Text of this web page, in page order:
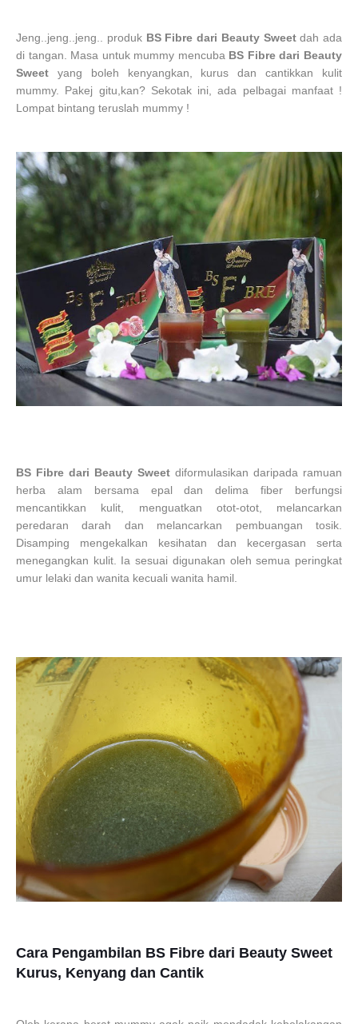
Jeng..jeng..jeng.. produk BS Fibre dari Beauty Sweetdah ada
di tangan. Masa untuk mummy mencuba BS Fibre dari Beauty
Sweet yang boleh kenyangkan, kurus dan cantikkan kulit
mummy. Pakej gitu,kan? Sekotak ini, ada pelbagai manfaat !
Lompat bintang teruslah mummy !
BS Fibre dari Beauty Sweet diformulasikan daripada ramuan
herba alam bersama epal dan delima fiber berfungsi
mencantikkan kulit, menguatkan otot-otot, melancarkan
peredaran darah dan melancarkan pembuangan tosik.
Disamping mengekalkan kesihatan dan kecergasan serta
menegangkan kulit. Ia sesuai digunakan oleh semua peringkat
umur lelaki dan wanita kecuali wanita hamil.
Cara Pengambilan BS Fibre dari Beauty Sweet
Kurus, Kenyang dan Cantik